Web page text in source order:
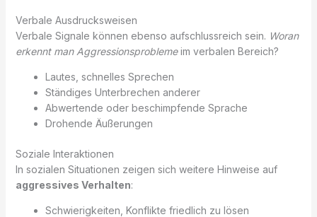
Verbale Ausdrucksweisen
Verbale Signale können ebenso aufschlussreich sein. Woran
erkennt man Aggressionsproblemeim verbalen Bereich?
Lautes, schnelles Sprechen
Ständiges Unterbrechen anderer
Abwertende oder beschimpfende Sprache
Drohende Äußerungen
Soziale Interaktionen
In sozialen Situationen zeigen sich weitere Hinweise auf
aggressives Verhalten:
Schwierigkeiten, Konflikte friedlich zu lösen